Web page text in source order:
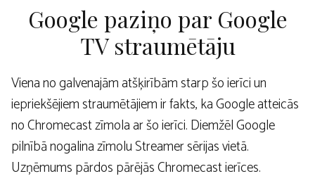
Google paziņo par Google
TV straumētāju
Viena no galvenajām atšķirībām starp šo ierīci un
iepriekšējiem straumētājiem ir fakts, ka Google atteicās
no Chromecast zīmola ar šo ierīci. Diemžēl Google
pilnībā nogalina zīmolu Streamer sērijas vietā.
Uzņēmums pārdos pārējās Chromecast ierīces.